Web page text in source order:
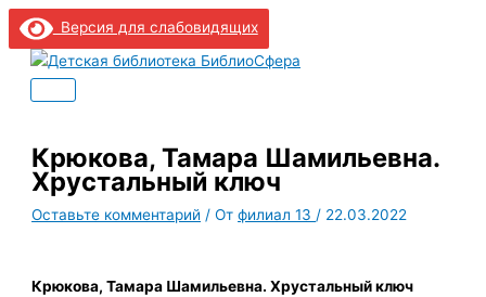
Версия для слабовидящих
Перейти
содержимому
Главное
меню
Крюкова, Тамара Шамильевна.
Хрустальный ключ
Оставьте комментарий / Отфилиал 13 / 22.03.2022
Крюкова, Тамара Шамильевна. Хрустальный ключ
Введите
здесь...
Название*
Email*
Сайт